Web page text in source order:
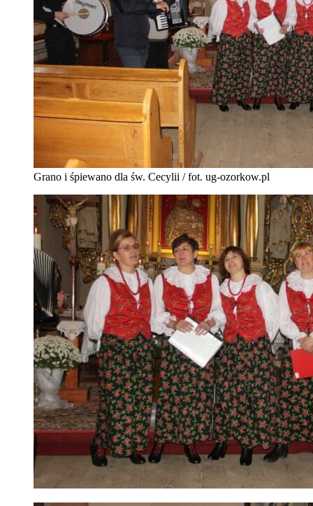
Grano i śpiewano dla św. Cecylii / fot. ug-ozorkow.pl